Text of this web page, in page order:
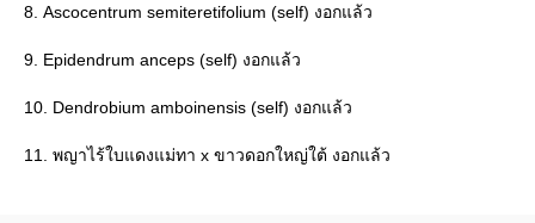
8. Ascocentrum semiteretifolium (self) งอกแล้ว
9. Epidendrum anceps (self) งอกแล้ว
10. Dendrobium amboinensis (self) งอกแล้ว
11. พญาไร้ใบแดงแม่ทา x ขาวดอกใหญ่ใต้ งอกแล้ว